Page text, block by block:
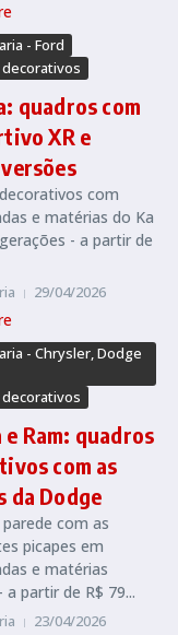
- Ford
quadros com
XR e
com
e matérias do Ka
- a partir de
29/04/2026
- Chrysler, Dodge
Ram: quadros
com as
da Dodge
com as
picapes em
e matérias
a partir de R$ 79...
23/04/2026